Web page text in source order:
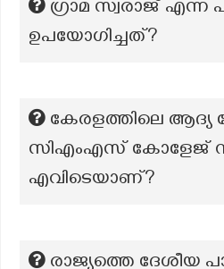
ഗ്രാമ സ്വരാജ് എന്ന
ഉപയോഗിച്ചത്?
കേരളത്തിലെ
സിഎംഎസ് കോളേജ്
എവിടെയാണ്?
രാജ്യത്തെ